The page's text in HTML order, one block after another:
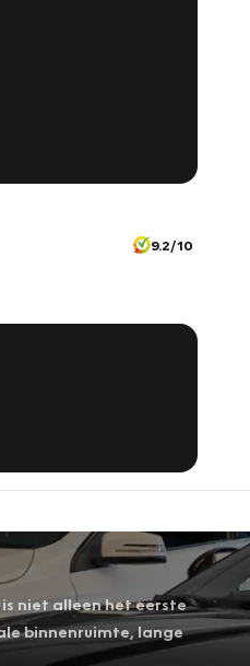
9.2/10
niet alleen het eerste
binnenruimte, lange